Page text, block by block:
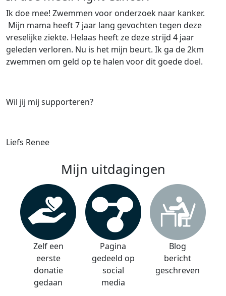
Ik doe mee! Zwemmen voor onderzoek naar kanker.
Mijn mama heeft 7 jaar lang gevochten tegen deze
vreselijke ziekte. Helaas heeft ze deze strijd 4 jaar
geleden verloren. Nu is het mijn beurt. Ik ga de 2km
zwemmen om geld op te halen voor dit goede doel.
Wil jij mij supporteren?
Liefs Renee
Mijn uitdagingen
Zelf een
eerste
donatie
gedaan
Pagina
gedeeld op
social
media
Blog
bericht
geschreven